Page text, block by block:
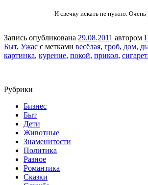
- И свечку искать не нужно. Очень
Запись опубликована 29.08.2011 автором
Быт, Ужас с метками весёлая, гроб, дом,
картинка, курение, покой, прикол,
Рубрики
Бизнес
Быт
Дети
Животные
Знаменитости
Политика
Разное
Романтика
Сказки